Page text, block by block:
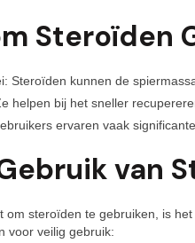
Steroïden
Steroïden kunnen de
helpen bij het sneller
ervaren vaak
van
om steroïden te gebruiken, is
voor veilig gebruik: